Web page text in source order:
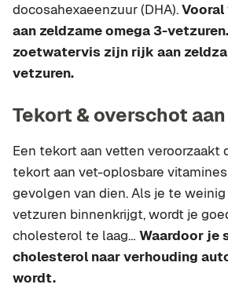
docosahexaeenzuur (DHA).
aan zeldzame omega 3-
zoetwatervis zijn rijk aan
vetzuren.
Tekort & overschot
Een tekort aan vetten veroorzaakt
tekort aan vet-oplosbare
gevolgen van dien. Als je te
vetzuren binnenkrijgt, wordt je
cholesterol te laag… Waardoor je
cholesterol naar verhouding
wordt.